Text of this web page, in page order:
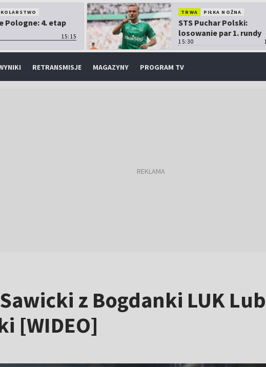
KOLARSTWO
Pologne: 4. etap
15:15
TRWA PIŁKA NOŻNA
STS Puchar Polski:
losowanie par 1. rundy
15:30
RETRANSMISJE MAGAZYNY PROGRAM TV
z Bogdanki LUK
[WIDEO]